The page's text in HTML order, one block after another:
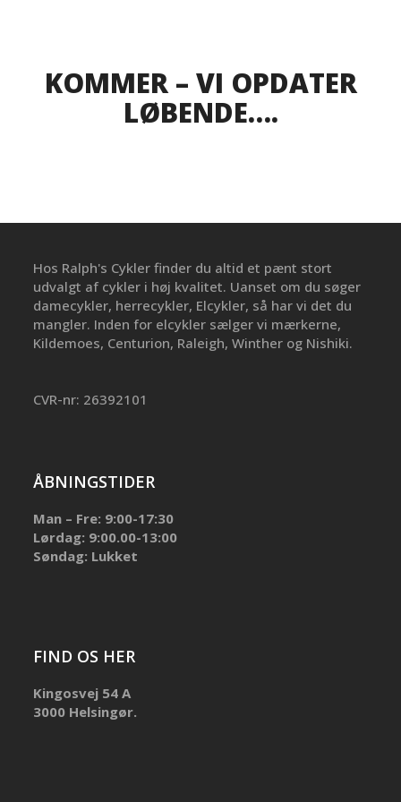
KOMMER – VI OPDATER
LØBENDE….
Hos Ralph's Cykler finder du altid et pænt stort
udvalgt af cykler i høj kvalitet. Uanset om du søger
damecykler, herrecykler, Elcykler, så har vi det du
mangler. Inden for elcykler sælger vi mærkerne,
Kildemoes, Centurion, Raleigh, Winther og Nishiki.
CVR-nr: 26392101
ÅBNINGSTIDER
Man – Fre: 9:00-17:30
Lørdag: 9:00.00-13:00
Søndag: Lukket
FIND OS HER
Kingosvej 54 A
3000 Helsingør.